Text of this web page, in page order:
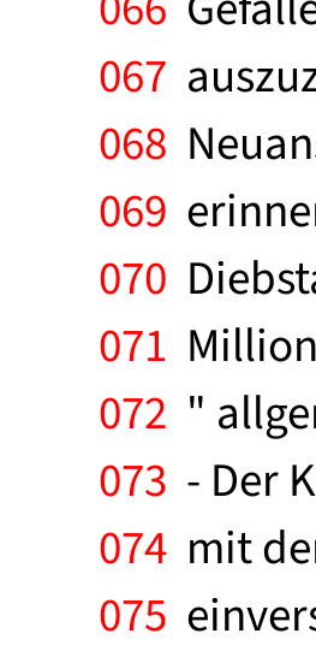
067
068
069
070
071
072 "
073 - Der
074 mit
075